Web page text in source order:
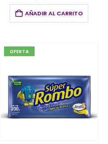
AÑADIR AL CARRITO
OFERTA